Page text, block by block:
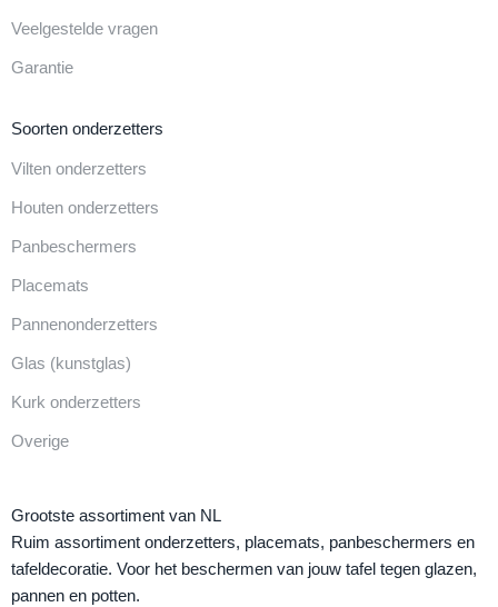
Veelgestelde vragen
Garantie
Soorten onderzetters
Vilten onderzetters
Houten onderzetters
Panbeschermers
Placemats
Pannenonderzetters
Glas (kunstglas)
Kurk onderzetters
Overige
Grootste assortiment van NL
Ruim assortiment onderzetters, placemats, panbeschermers en
tafeldecoratie. Voor het beschermen van jouw tafel tegen glazen,
pannen en potten.